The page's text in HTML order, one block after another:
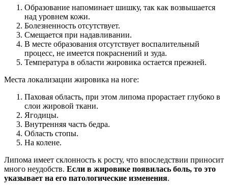
Образование напоминает шишку, так как возвышается
над уровнем кожи.
Болезненность отсутствует.
Смещается при надавливании.
В месте образования отсутствует воспалительный
процесс, не имеется покраснений и зуда.
Температура в области жировика остается прежней.
Места локализации жировика на ноге:
Паховая область, при этом липома прорастает глубоко в
слои жировой ткани.
Ягодицы.
Внутренняя часть бедра.
Область стопы.
На колене.
Липома имеет склонность к росту, что впоследствии приносит
много неудобств. Если в жировике появилась боль, то это
указывает на его патологические изменения.